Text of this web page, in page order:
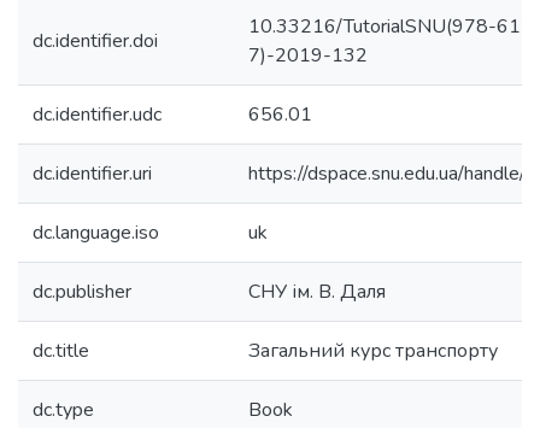
dc.identifier.doi
10.33216/TutorialSNU(978-
7)-2019-132
dc.identifier.udc 656.01
dc.identifier.uri https://dspace.snu.edu.ua/
dc.language.iso uk
dc.publisher СНУ ім. В. Даля
dc.title Загальний курс транспорту
dc.type Book